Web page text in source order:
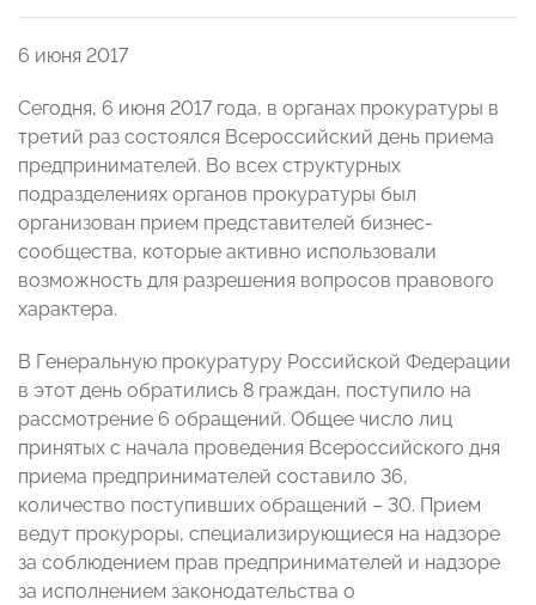
6 июня 2017
Сегодня, 6 июня 2017 года, в органах прокуратуры в
третий раз состоялся Всероссийский день приема
предпринимателей. Во всех структурных
подразделениях органов прокуратуры был
организован прием представителей бизнес-
сообщества, которые активно использовали
возможность для разрешения вопросов правового
характера.
В Генеральную прокуратуру Российской Федерации
в этот день обратились 8 граждан, поступило на
рассмотрение 6 обращений. Общее число лиц
принятых с начала проведения Всероссийского дня
приема предпринимателей составило 36,
количество поступивших обращений – 30. Прием
ведут прокуроры, специализирующиеся на надзоре
за соблюдением прав предпринимателей и надзоре
за исполнением законодательства о